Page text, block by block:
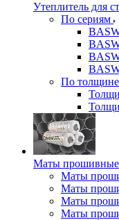
Утеплитель для
По сериям
По толщине
Маты прошивные
Маты
Маты
Маты
Маты